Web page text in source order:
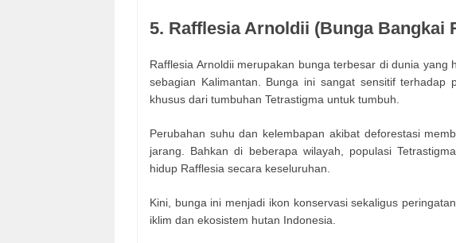
5. Rafflesia Arnoldii (Bunga Bangkai
Rafflesia Arnoldii merupakan bunga terbesar di dunia yang
sebagian Kalimantan. Bunga ini sangat sensitif terhadap
khusus dari tumbuhan Tetrastigma untuk tumbuh.
Perubahan suhu dan kelembapan akibat deforestasi
jarang. Bahkan di beberapa wilayah, populasi
hidup Rafflesia secara keseluruhan.
Kini, bunga ini menjadi ikon konservasi sekaligus
iklim dan ekosistem hutan Indonesia.